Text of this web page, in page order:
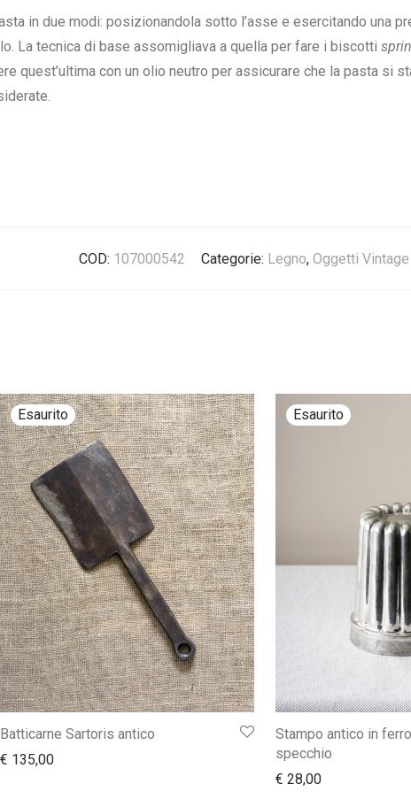
in due modi: posizionandola sotto l’asse e esercitando una
La tecnica di base assomigliava a quella per fare i biscotti
quest’ultima con un olio neutro per assicurare che la pasta si
COD: 107000542 Categorie: Legno, Oggetti
Batticarne Sartoris antico
€ 135,00
Stampo antico in
specchio
€ 28,00